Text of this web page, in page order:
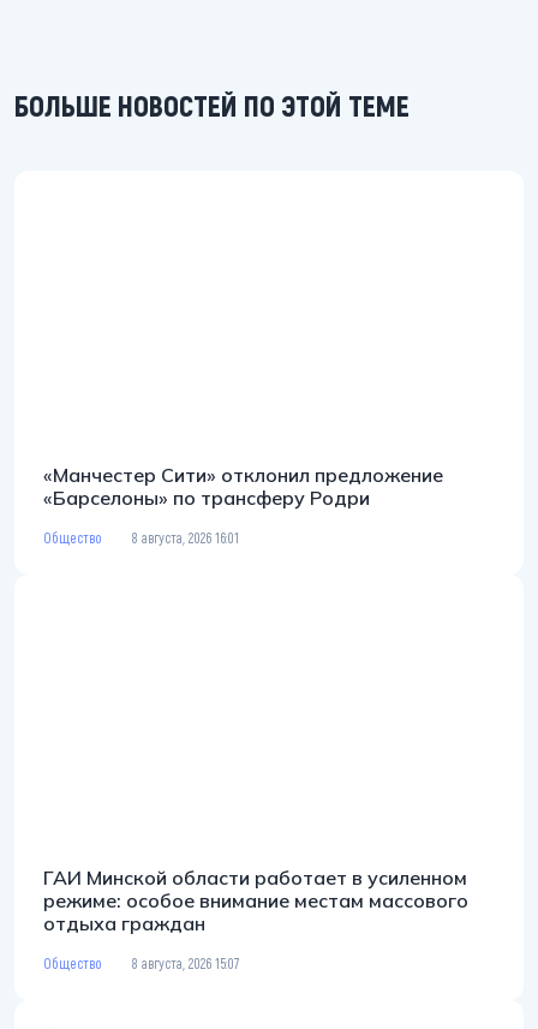
БОЛЬШЕ НОВОСТЕЙ ПО ЭТОЙ ТЕМЕ
«Манчестер Сити» отклонил предложение
«Барселоны» по трансферу Родри
Общество 8 августа, 2026 16:01
ГАИ Минской области работает в усиленном
режиме: особое внимание местам массового
отдыха граждан
Общество 8 августа, 2026 15:07